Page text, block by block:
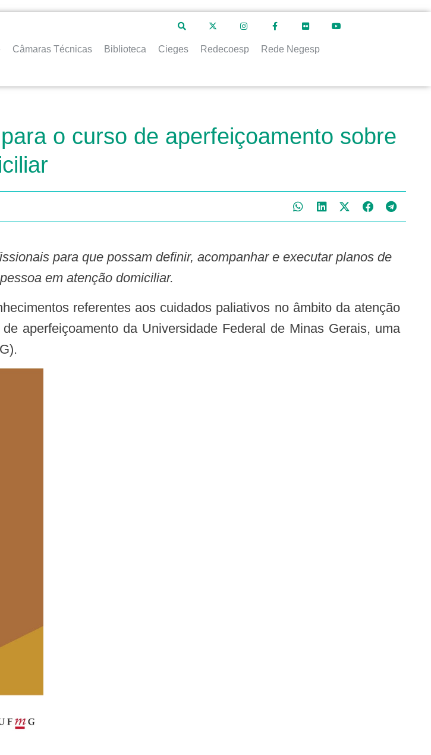
Câmaras Técnicas Biblioteca Cieges Redecoesp Rede Negesp
o curso de aperfeiçoamento sobre
em atenção domiciliar.
aperfeiçoamento da Universidade Federal de Minas Gerais, uma